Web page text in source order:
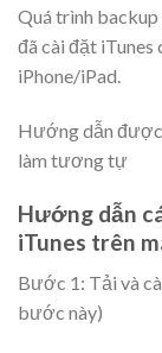
Quá trình backup
đã cài đặt
iPhone/iPad.
Hướng dẫn được
làm tương tự
Hướng dẫn
iTunes trên
Bước 1: Tải và
bước này)